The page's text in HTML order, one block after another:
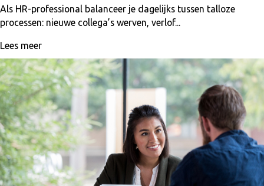
Als HR-professional balanceer je dagelijks tussen talloze
processen: nieuwe collega’s werven, verlof...
Lees meer